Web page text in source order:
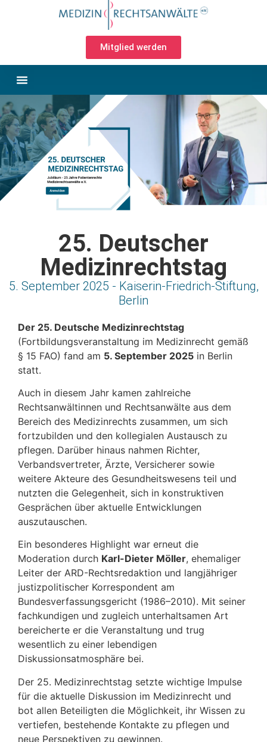
Mitglied werden
25. Deutscher
Medizinrechtstag
5. September 2025 - Kaiserin-Friedrich-Stiftung,
Berlin
Der 25. Deutsche Medizinrechtstag
(Fortbildungsveranstaltung im Medizinrecht gemäß
§ 15 FAO) fand am 5. September 2025 in Berlin
statt.
Auch in diesem Jahr kamen zahlreiche
Rechtsanwältinnen und Rechtsanwälte aus dem
Bereich des Medizinrechts zusammen, um sich
fortzubilden und den kollegialen Austausch zu
pflegen. Darüber hinaus nahmen Richter,
Verbandsvertreter, Ärzte, Versicherer sowie
weitere Akteure des Gesundheitswesens teil und
nutzten die Gelegenheit, sich in konstruktiven
Gesprächen über aktuelle Entwicklungen
auszutauschen.
Ein besonderes Highlight war erneut die
Moderation durch Karl-Dieter Möller, ehemaliger
Leiter der ARD-Rechtsredaktion und langjähriger
justizpolitischer Korrespondent am
Bundesverfassungsgericht (1986–2010). Mit seiner
fachkundigen und zugleich unterhaltsamen Art
bereicherte er die Veranstaltung und trug
wesentlich zu einer lebendigen
Diskussionsatmosphäre bei.
Der 25. Medizinrechtstag setzte wichtige Impulse
für die aktuelle Diskussion im Medizinrecht und
bot allen Beteiligten die Möglichkeit, ihr Wissen zu
vertiefen, bestehende Kontakte zu pflegen und
neue Perspektiven zu gewinnen.